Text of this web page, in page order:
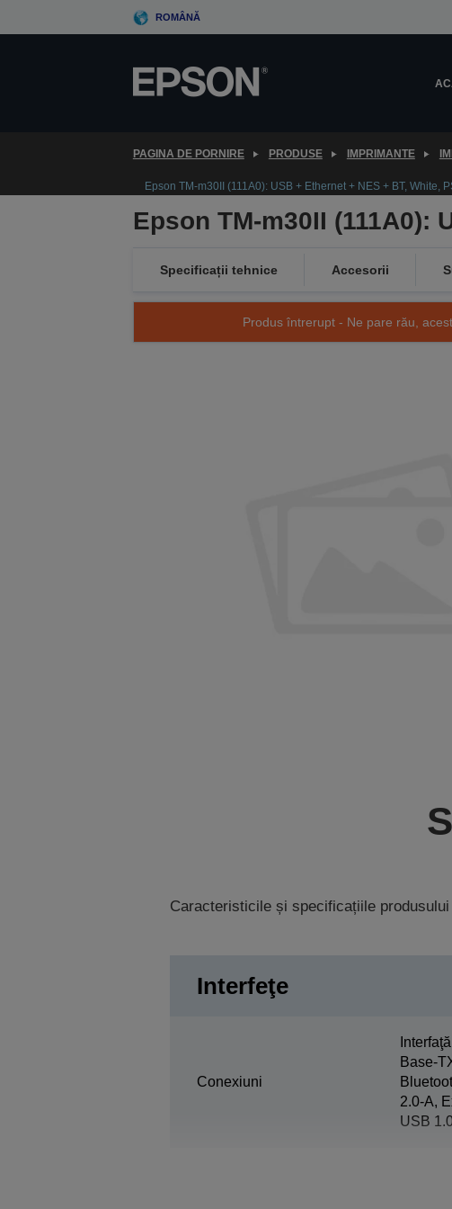
to
ROMÂNĂ
PAGINA DE PORNIRE PRODUSE IMPRIMANTE
Epson TM-m30II (111A0): USB + Ethernet + NES + BT, White,
Epson TM-m30II (111A0):
Specificații tehnice Accesorii
Produs întrerupt - Ne pare rău,
Caracteristicile și specificațiile
Interfeţe
Conexiuni
Base-
2.0-A,
USB